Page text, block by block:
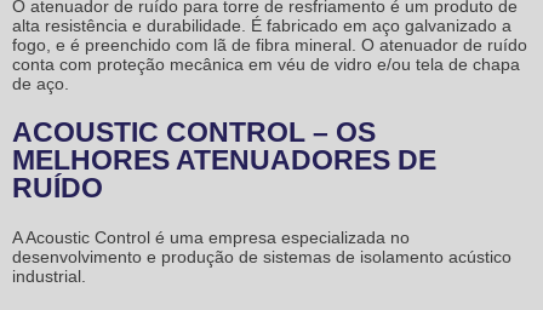
O atenuador de ruído para torre de resfriamento é um produto de
alta resistência e durabilidade. É fabricado em aço galvanizado a
fogo, e é preenchido com lã de fibra mineral. O atenuador de ruído
conta com proteção mecânica em véu de vidro e/ou tela de chapa
de aço.
ACOUSTIC CONTROL – OS
MELHORES ATENUADORES DE
RUÍDO
A Acoustic Control é uma empresa especializada no
desenvolvimento e produção de sistemas de isolamento acústico
industrial.